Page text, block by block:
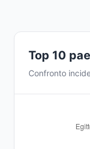
Top 10
Confronto